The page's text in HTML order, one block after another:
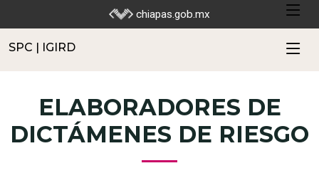
chiapas.gob.mx
SPC | IGIRD
ELABORADORES DE
DICTÁMENES DE RIESGO